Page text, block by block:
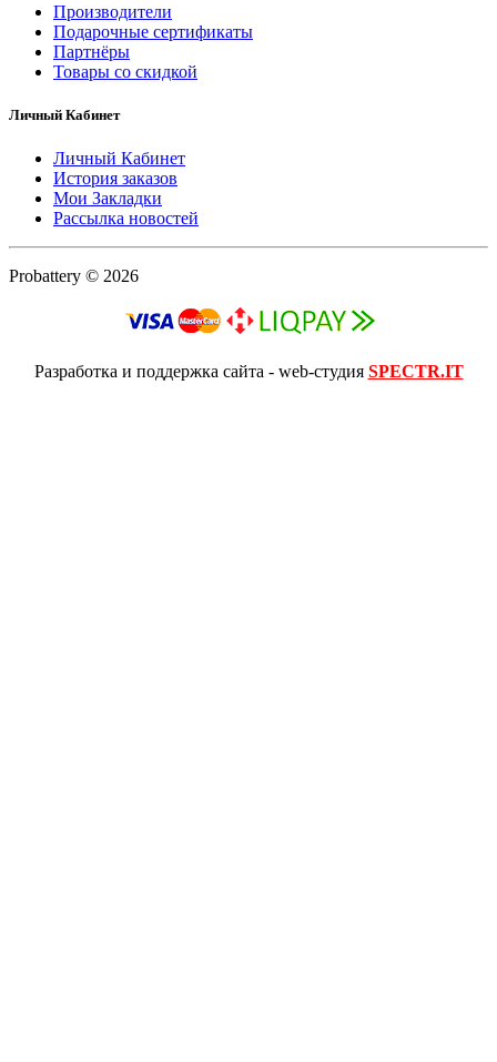
Производители
Подарочные сертификаты
Партнёры
Товары со скидкой
Личный Кабинет
Личный Кабинет
История заказов
Мои Закладки
Рассылка новостей
Probattery © 2026
Разработка и поддержка сайта - web-студия SPECTR.IT